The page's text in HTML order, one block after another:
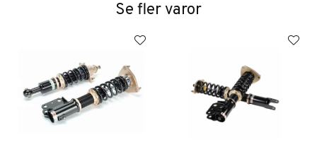
Se fler varor